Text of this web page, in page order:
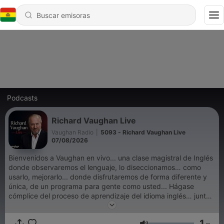
Podcasts
Richard Vaughan Live
Vaughan Radio
5093 - Richard Vaughan Live
07/08/2026
Bienvenidos a Vaughan en vivo... una clase magistral de Inglés
donde observaremos el lenguaje, lo diseccionamos… como
usarlo, mejorarlo... donde disfrutaremos de forma diferente y
única, de un programa para gente como usted... Hágase
cómplice del proceso de aprendizaje del idioma inglés… junto
a… Richard Vaughan… en vivo. Quédese con nosotros para